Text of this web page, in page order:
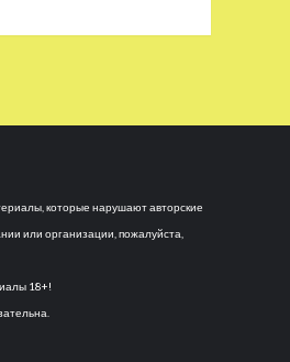
которые нарушают авторские
или организации, пожалуйста,
18+!